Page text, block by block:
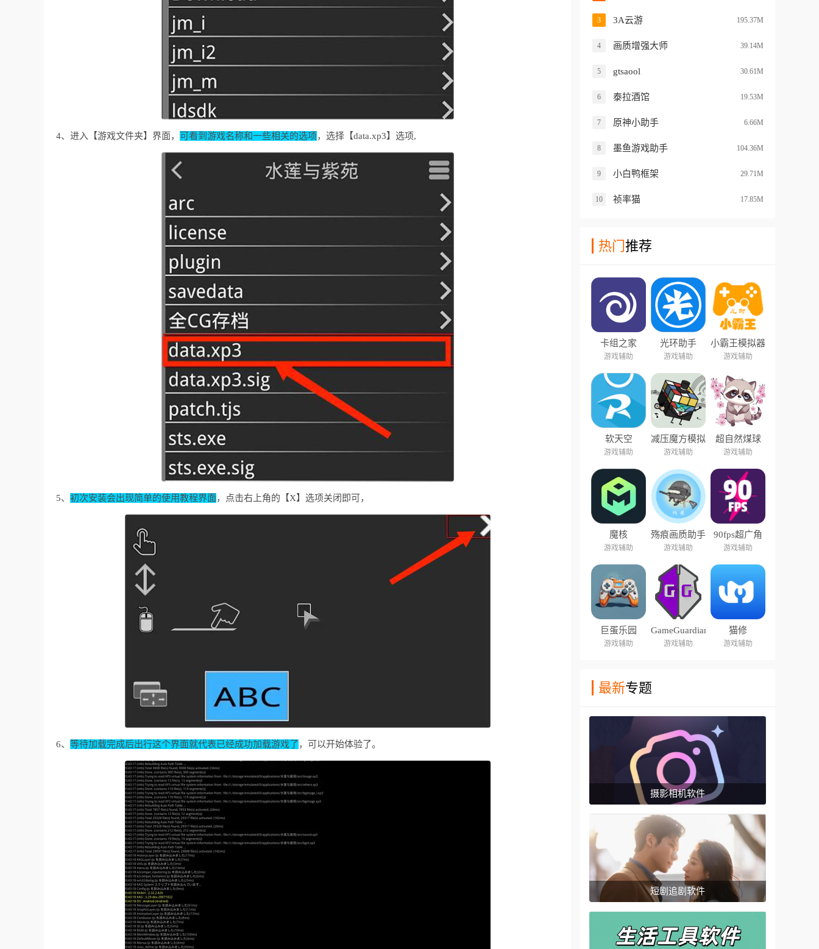
4、进入【游戏文件夹】界面， 可看到游戏名称和一些相关的选项，选择【data.xp3】选项,
5、 初次安装会出现简单的使用教程界面，点击右上角的【X】选项关闭即可，
6、 等待加载完成后出行这个界面就代表已经成功加载游戏了 ，可以开始体验了。
的查看远处的敌人位置！
3 3A云游 195.37M
4 画质增强大师 39.14M
5 gtsaool 30.61M
6 泰拉酒馆 19.53M
7 原神小助手 6.66M
8 墨鱼游戏助手 104.36M
9 小白鸭框架 29.71M
10 祯率猫 17.85M
热门推荐
卡组之家
游戏辅助
光环助手
游戏辅助
小霸王模拟器
游戏辅助
软天空
游戏辅助
减压魔方模拟
器盒子
游戏辅助
超自然煤球
游戏辅助
魔核
游戏辅助
殇痕画质助手
游戏辅助
90fps超广角
游戏辅助
巨蛋乐园
游戏辅助
GameGuardian
游戏辅助
猫修
游戏辅助
最新专题
摄影相机软件
短剧追剧软件